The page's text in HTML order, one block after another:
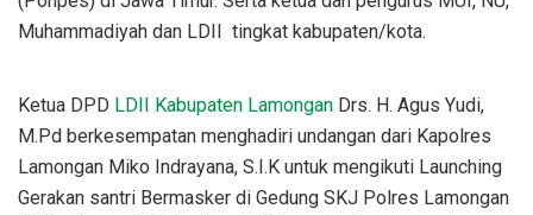
Muhammadiyah dan LDII tingkat kabupaten/kota.
Ketua DPD LDII Kabupaten Lamongan Drs. H. Agus Yudi,
M.Pd berkesempatan menghadiri undangan dari Kapolres
Lamongan Miko Indrayana, S.I.K untuk mengikuti Launching
Gerakan santri Bermasker di Gedung SKJ Polres Lamongan